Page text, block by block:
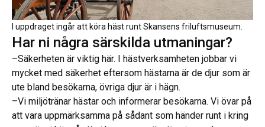
I uppdraget ingår att köra häst runt Skansens friluftsmuseum.
Har ni några särskilda utmaningar?
–Säkerheten är viktig här. I hästverksamheten jobbar vi
mycket med säkerhet eftersom hästarna är de djur som är
ute bland besökarna, övriga djur är i hägn.
–Vi miljötränar hästar och informerar besökarna. Vi övar på
att vara uppmärksamma på sådant som händer runt i kring